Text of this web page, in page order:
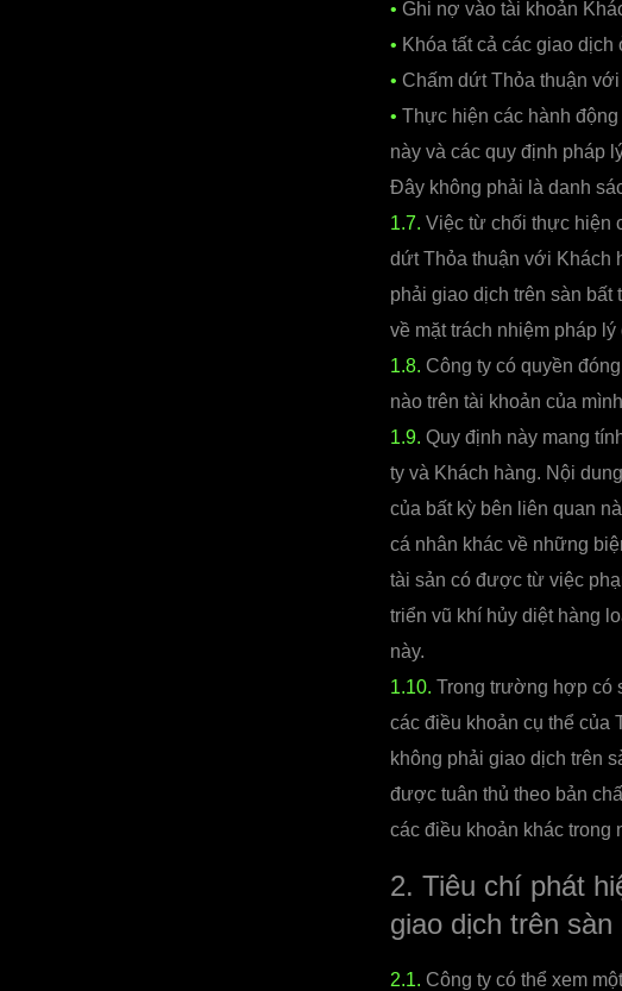
• Ghi nợ vào tài khoản
• Khóa tất cả các giao
• Chấm dứt Thỏa thuận
• Thực hiện các hành
này và các quy định pháp
Đây không phải là danh
1.7. Việc từ chối thực hiện
dứt Thỏa thuận với Khách
phải giao dịch trên sàn
về mặt trách nhiệm pháp lý
1.8. Công ty có quyền
nào trên tài khoản của
1.9. Quy định này mang
ty và Khách hàng. Nội
của bất kỳ bên liên quan
cá nhân khác về những
tài sản có được từ việc
triển vũ khí hủy diệt hàng
này.
1.10. Trong trường hợp có
các điều khoản cụ thể của
không phải giao dịch trên
được tuân thủ theo bản
các điều khoản khác trong
2. Tiêu chí phát
giao dịch trên
2.1. Công ty có thể xem